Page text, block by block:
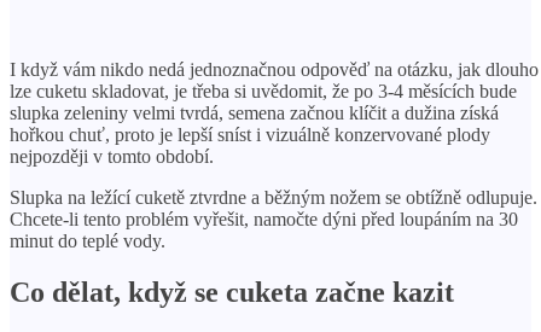
I když vám nikdo nedá jednoznačnou odpověď na otázku, jak dlouho
lze cuketu skladovat, je třeba si uvědomit, že po 3-4 měsících bude
slupka zeleniny velmi tvrdá, semena začnou klíčit a dužina získá
hořkou chuť, proto je lepší sníst i vizuálně konzervované plody
nejpozději v tomto období.
Slupka na ležící cuketě ztvrdne a běžným nožem se obtížně odlupuje.
Chcete-li tento problém vyřešit, namočte dýni před loupáním na 30
minut do teplé vody.
Co dělat, když se cuketa začne kazit